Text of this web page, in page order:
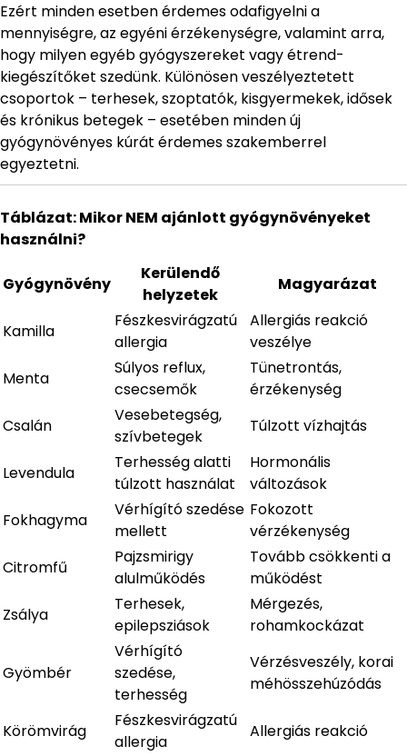
Ezért minden esetben érdemes odafigyelni a
mennyiségre, az egyéni érzékenységre, valamint arra,
hogy milyen egyéb gyógyszereket vagy étrend-
kiegészítőket szedünk. Különösen veszélyeztetett
csoportok – terhesek, szoptatók, kisgyermekek, idősek
és krónikus betegek – esetében minden új
gyógynövényes kúrát érdemes szakemberrel
egyeztetni.
Táblázat: Mikor NEM ajánlott gyógynövényeket
használni?
Gyógynövény
Kerülendő
helyzetek
Magyarázat
Kamilla
Fészkesvirágzatú
allergia
Allergiás reakció
veszélye
Menta
Súlyos reflux,
csecsemők
Tünetrontás,
érzékenység
Csalán
Vesebetegség,
szívbetegek
Túlzott vízhajtás
Levendula
Terhesség alatti
túlzott használat
Hormonális
változások
Fokhagyma
Vérhígító szedése
mellett
Fokozott
vérzékenység
Citromfű
Pajzsmirigy
alulműködés
Tovább csökkenti a
működést
Zsálya
Terhesek,
epilepsziások
Mérgezés,
rohamkockázat
Gyömbér
Vérhígító
szedése,
terhesség
Vérzésveszély, korai
méhösszehúzódás
Körömvirág
Fészkesvirágzatú
allergia
Allergiás reakció